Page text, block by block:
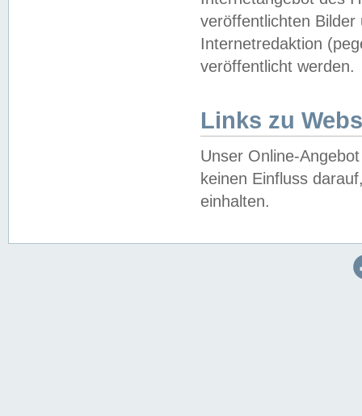
veröffentlichten
Internetredaktion
veröffentlicht werden.
Links zu
Unser Online-
keinen Einfluss
einhalten.